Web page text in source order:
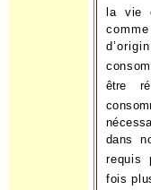
la vie
être
dans
requis
fois